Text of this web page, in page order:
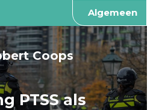
Algemeen
Coops
PTSS als